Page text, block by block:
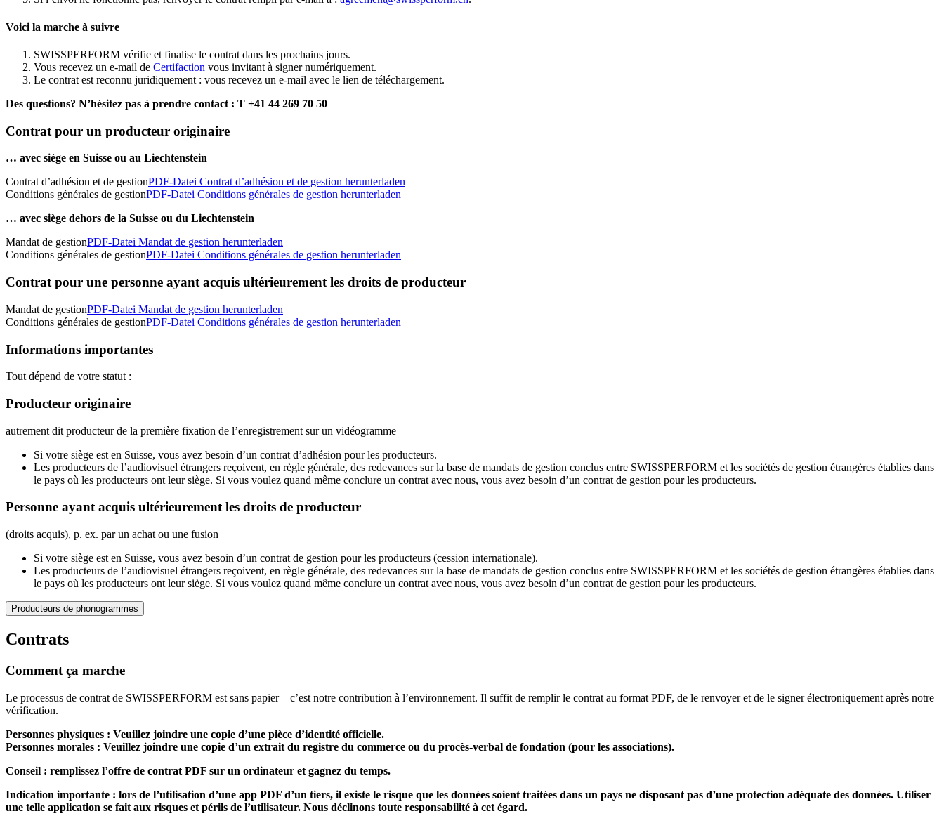
Voici la marche à suivre
SWISSPERFORM vérifie et finalise le contrat dans les prochains jours.
Vous recevez un e-mail de Certifaction vous invitant à signer numériquement.
Le contrat est reconnu juridiquement : vous recevez un e-mail avec le lien de téléchargement.
Des questions? N’hésitez pas à prendre contact : T +41 44 269 70 50
Contrat pour un producteur originaire
… avec siège en Suisse ou au Liechtenstein
Contrat d’adhésion et de gestionPDF-Datei Contrat d’adhésion et de gestion herunterladen
Conditions générales de gestionPDF-Datei Conditions générales de gestion herunterladen
… avec siège dehors de la Suisse ou du Liechtenstein
Mandat de gestionPDF-Datei Mandat de gestion herunterladen
Conditions générales de gestionPDF-Datei Conditions générales de gestion herunterladen
Contrat pour une personne ayant acquis ultérieurement les droits de producteur
Mandat de gestionPDF-Datei Mandat de gestion herunterladen
Conditions générales de gestionPDF-Datei Conditions générales de gestion herunterladen
Informations importantes
Tout dépend de votre statut :
Producteur originaire
autrement dit producteur de la première fixation de l’enregistrement sur un vidéogramme
Si votre siège est en Suisse, vous avez besoin d’un contrat d’adhésion pour les producteurs.
Les producteurs de l’audiovisuel étrangers reçoivent, en règle générale, des redevances sur la base de mandats de gestion conclus entre SWISSPERFORM et les sociétés de gestion étrangères établies dans
le pays où les producteurs ont leur siège. Si vous voulez quand même conclure un contrat avec nous, vous avez besoin d’un contrat de gestion pour les producteurs.
Personne ayant acquis ultérieurement les droits de producteur
(droits acquis), p. ex. par un achat ou une fusion
Si votre siège est en Suisse, vous avez besoin d’un contrat de gestion pour les producteurs (cession internationale).
Les producteurs de l’audiovisuel étrangers reçoivent, en règle générale, des redevances sur la base de mandats de gestion conclus entre SWISSPERFORM et les sociétés de gestion étrangères établies dans
le pays où les producteurs ont leur siège. Si vous voulez quand même conclure un contrat avec nous, vous avez besoin d’un contrat de gestion pour les producteurs.
Producteurs de phonogrammes
Contrats
Comment ça marche
Le processus de contrat de SWISSPERFORM est sans papier – c’est notre contribution à l’environnement. Il suffit de remplir le contrat au format PDF, de le renvoyer et de le signer électroniquement après notre
vérification.
Personnes physiques : Veuillez joindre une copie d’une pièce d’identité officielle.
Personnes morales : Veuillez joindre une copie d’un extrait du registre du commerce ou du procès-verbal de fondation (pour les associations).
Conseil : remplissez l’offre de contrat PDF sur un ordinateur et gagnez du temps.
Indication importante : lors de l’utilisation d’une app PDF d’un tiers, il existe le risque que les données soient traitées dans un pays ne disposant pas d’une protection adéquate des données. Utiliser
une telle application se fait aux risques et périls de l’utilisateur. Nous déclinons toute responsabilité à cet égard.